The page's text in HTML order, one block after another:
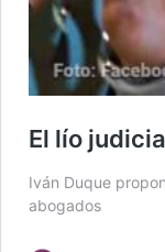
El lío
Iván Duque
abogados